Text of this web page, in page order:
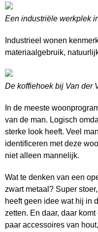
Een industriële werkplek
Industrieel wonen
materiaalgebruik,
De koffiehoek bij Van der
In de meeste
van de man. Logisch
sterke look heeft. Veel
identificeren met deze
niet alleen mannelijk.
Wat te denken van een
zwart metaal? Super
heeft geen idee wat hij in
zetten. En daar, daar
paar accessoires van